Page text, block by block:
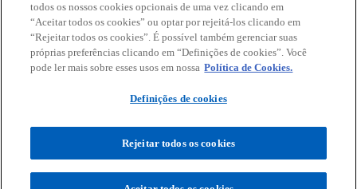
Contato
Serviços
todos os nossos cookies opcionais de uma vez clicando em
“Aceitar todos os cookies” ou optar por rejeitá-los clicando em
“Rejeitar todos os cookies”. É possível também gerenciar suas
próprias preferências clicando em “Definições de cookies”. Você
pode ler mais sobre esses usos em nossa Política de Cookies.
Definições de cookies
Rejeitar todos os cookies